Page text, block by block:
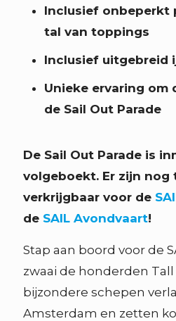
Inclusief onbeperkt
tal van toppings
Inclusief uitgebreid
Unieke ervaring om
de Sail Out Parade
De Sail Out Parade is
volgeboekt. Er zijn nog
verkrijgbaar voor de
de SAIL Avondvaart!
Stap aan boord voor de
zwaai de honderden Tall
bijzondere schepen
Amsterdam en zetten